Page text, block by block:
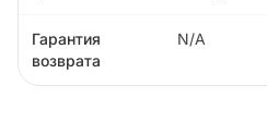
Гарантия
возврата
N/A